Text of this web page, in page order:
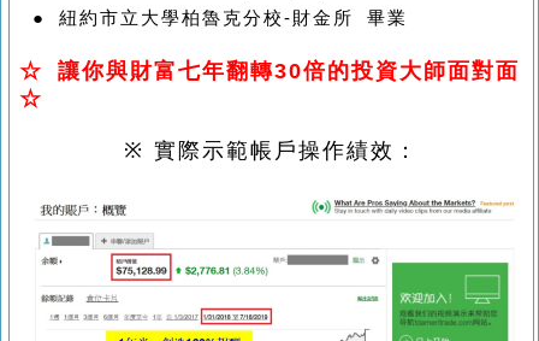
● 紐約市立大學柏魯克分校-財金所 畢業
☆ 讓你與財富七年翻轉30倍的投資大師面對面
☆
※ 實際示範帳戶操作績效：